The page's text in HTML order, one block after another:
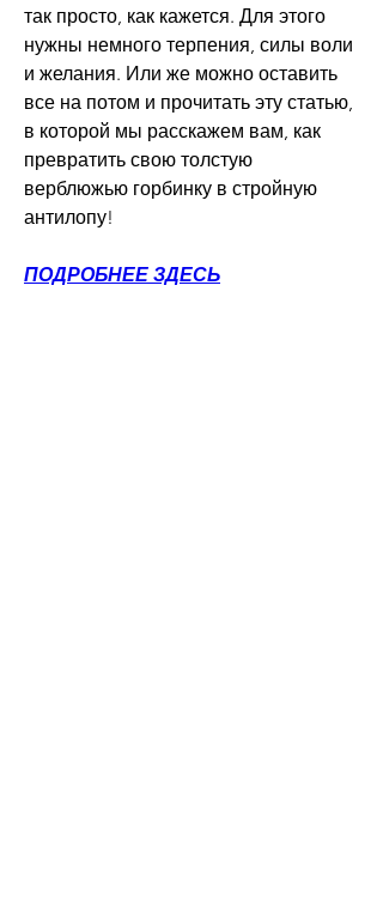
так просто, как кажется. Для этого
нужны немного терпения, силы воли
и желания. Или же можно оставить
все на потом и прочитать эту статью,
в которой мы расскажем вам, как
превратить свою толстую
верблюжью горбинку в стройную
антилопу!
ПОДРОБНЕЕ ЗДЕСЬ